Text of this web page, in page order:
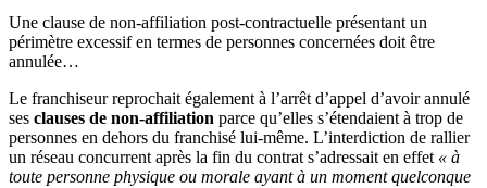
Une clause de non-affiliation post-contractuelle présentant un
périmètre excessif en termes de personnes concernées doit être
annulée…
Le franchiseur reprochait également à l’arrêt d’appel d’avoir annulé
ses clauses de non-affiliation parce qu’elles s’étendaient à trop de
personnes en dehors du franchisé lui-même. L’interdiction de rallier
un réseau concurrent après la fin du contrat s’adressait en effet « à
toute personne physique ou morale ayant à un moment quelconque